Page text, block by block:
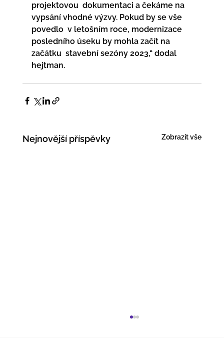
projektovou  dokumentaci a čekáme na
vypsání vhodné výzvy. Pokud by se vše
povedlo  v letošním roce, modernizace
posledního úseku by mohla začít na
začátku  stavební sezóny 2023,“ dodal
hejtman.
Nejnovější příspěvky Zobrazit vše